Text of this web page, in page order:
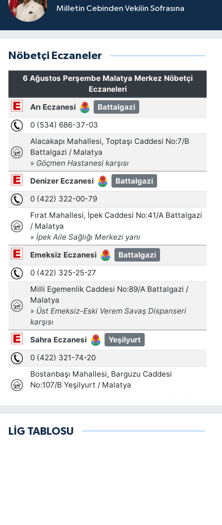
Milletin Cebinden Vekilin Sofrasına
Nöbetçi Eczaneler
LİG TABLOSU